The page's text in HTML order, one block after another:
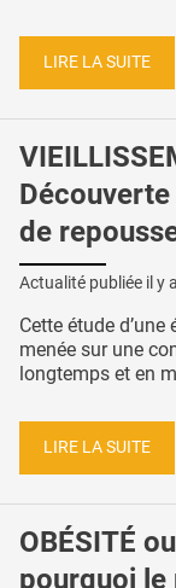
LIRE LA SUITE
Découverte
de
Actualité publiée il y a
Cette étude
menée sur une
longtemps et en
LIRE LA SUITE
OBÉSITÉ
pourquoi le